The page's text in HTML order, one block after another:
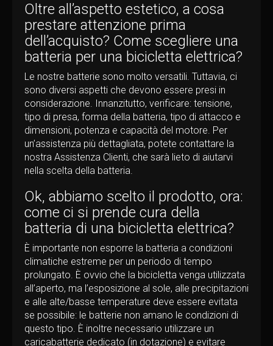
Oltre all’aspetto estetico, a cosa
prestare attenzione prima
dell’acquisto? Come scegliere una
batteria per una bicicletta elettrica?
Le nostre batterie sono molto versatili. Tuttavia, ci
sono diversi aspetti che devono essere presi in
considerazione. Innanzitutto, verificare: tensione,
tipo di presa, forma della batteria, tipo di attacco e
dimensioni, potenza e capacità del motore. Per
un’assistenza più dettagliata, potete contattare la
nostra Assistenza Clienti, che sarà lieto di aiutarvi
nella scelta della batteria.
Ok, abbiamo scelto il prodotto, ora:
come ci si prende cura della
batteria di una bicicletta elettrica?
È importante non esporre la batteria a condizioni
climatiche estreme per un periodo di tempo
prolungato. È ovvio che la bicicletta venga utilizzata
all’aperto, ma l’esposizione al sole, alle precipitazioni
e alle alte/basse temperature deve essere evitata
se possibile: le batterie non amano le condizioni di
questo tipo. È inoltre necessario utilizzare un
caricabatterie dedicato (in dotazione) e evitare